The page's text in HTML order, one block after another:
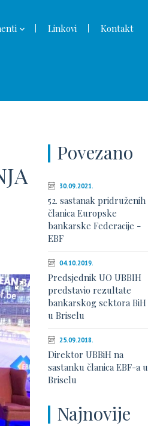
Linkovi Kontakt
Povezano
30.09.2021.
52. sastanak pridruženih
članica Europske
bankarske Federacije -
EBF
04.10.2019.
Predsjednik UO UBBIH
predstavio rezultate
bankarskog sektora BiH
u Briselu
25.09.2018.
Direktor UBBiH na
sastanku članica EBF-a u
Briselu
Najnovije